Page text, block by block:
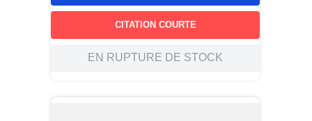
CITATION COURTE
EN RUPTURE DE STOCK